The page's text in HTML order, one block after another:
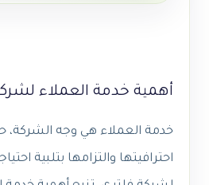
أهمية خدمة العملاء
خدمة العملاء هي وجه
احترافيتها والتزامها بتلبية